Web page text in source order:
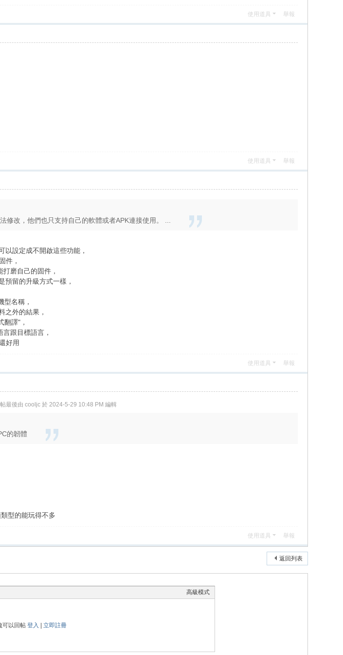
使用道具 舉報
使用道具 舉報
改，他們也只支持自己的軟體或者APK連接使用。 ...
以設定成不開啟這些功能，
件，
磨自己的固件，
預留的升級方式一樣，
型名稱，
之外的結果，
翻譯"，
跟目標語言，
好用
使用道具 舉報
最後由 cooljc 於 2024-5-29 10:48 PM 編輯
的韌體
型的能玩得不多
使用道具 舉報
返回列表
高級模式
可以回帖 登入 立即註冊